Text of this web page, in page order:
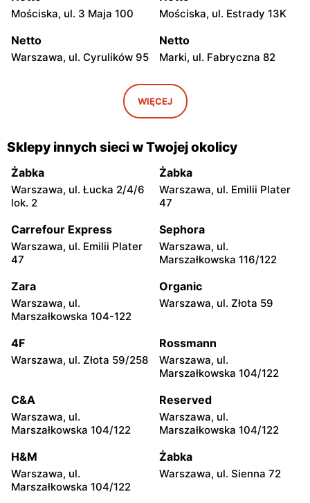
Mościska, ul. 3 Maja 100 Mościska, ul. Estrady 13K
Netto
Warszawa, ul. Cyrulików 95
Netto
Marki, ul. Fabryczna 82
Warszawa, ul. Wisełki 6
Netto
Warszawa, ul. Mochtyńska
101
Netto
Warszawa, ul. Wał
Miedzeszyński 69
Netto
Pruszków, ul. Poznańska 18
Netto
171
Netto
Netto
20B
Netto
70
Netto
1C
Netto
56
Netto
Warszawy 2A
Netto
Jadowska 47D
Netto
Kuklińskiego 1
Netto
6
Netto Netto
WIĘCEJ
Sklepy innych sieci w Twojej okolicy
Żabka
Warszawa, ul. Łucka 2/4/6
lok. 2
Żabka
Warszawa, ul. Emilii Plater
47
Carrefour Express
Warszawa, ul. Emilii Plater
47
Sephora
Warszawa, ul.
Marszałkowska 116/122
Zara
Warszawa, ul.
Marszałkowska 104-122
Organic
Warszawa, ul. Złota 59
4F
Warszawa, ul. Złota 59/258
Rossmann
Warszawa, ul.
Marszałkowska 104/122
C&A
Warszawa, ul.
Marszałkowska 104/122
Reserved
Warszawa, ul.
Marszałkowska 104/122
H&M
Warszawa, ul.
Marszałkowska 104/122
Żabka
Warszawa, ul. Sienna 72